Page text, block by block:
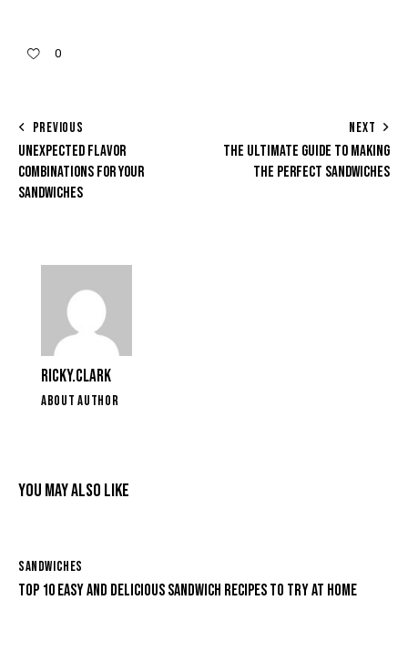
0
POST
NAVIGATION
PREVIOUS
UNEXPECTED FLAVOR
COMBINATIONS FOR YOUR
SANDWICHES
NEXT
THE ULTIMATE GUIDE TO MAKING
THE PERFECT SANDWICHES
RICKY.CLARK
ABOUT AUTHOR
YOU MAY ALSO LIKE
SANDWICHES
TOP 10 EASY AND DELICIOUS SANDWICH RECIPES TO TRY AT HOME